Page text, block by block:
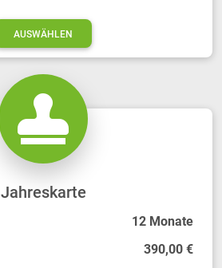
AUSWÄHLEN
Jahreskarte
12 Monate
390,00 €